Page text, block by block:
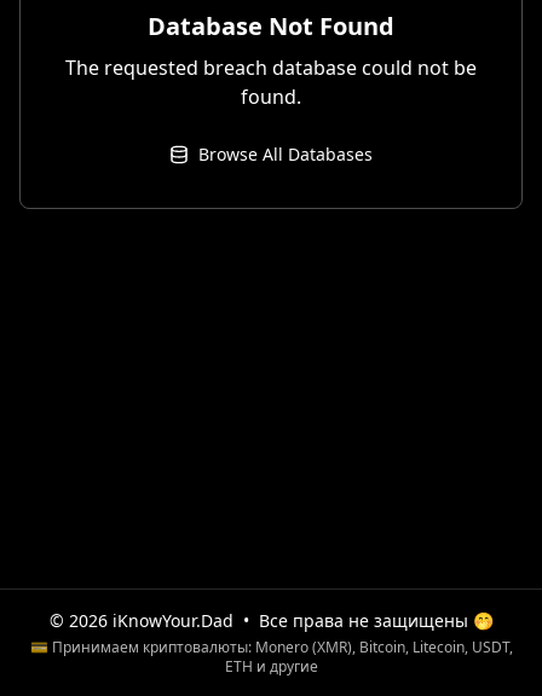
Database Not Found
The requested breach database could not be
found.
Browse All Databases
© 2026 iKnowYour.Dad • Все права не защищены 🤭
💳 Принимаем криптовалюты: Monero (XMR), Bitcoin, Litecoin, USDT,
ETH и другие